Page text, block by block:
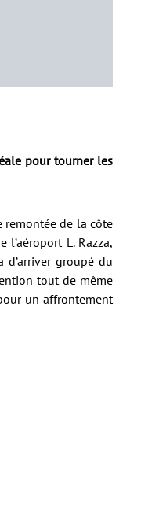
pour tourner les
remontée de la côte
L. Razza,
groupé du
tout de même
un affrontement